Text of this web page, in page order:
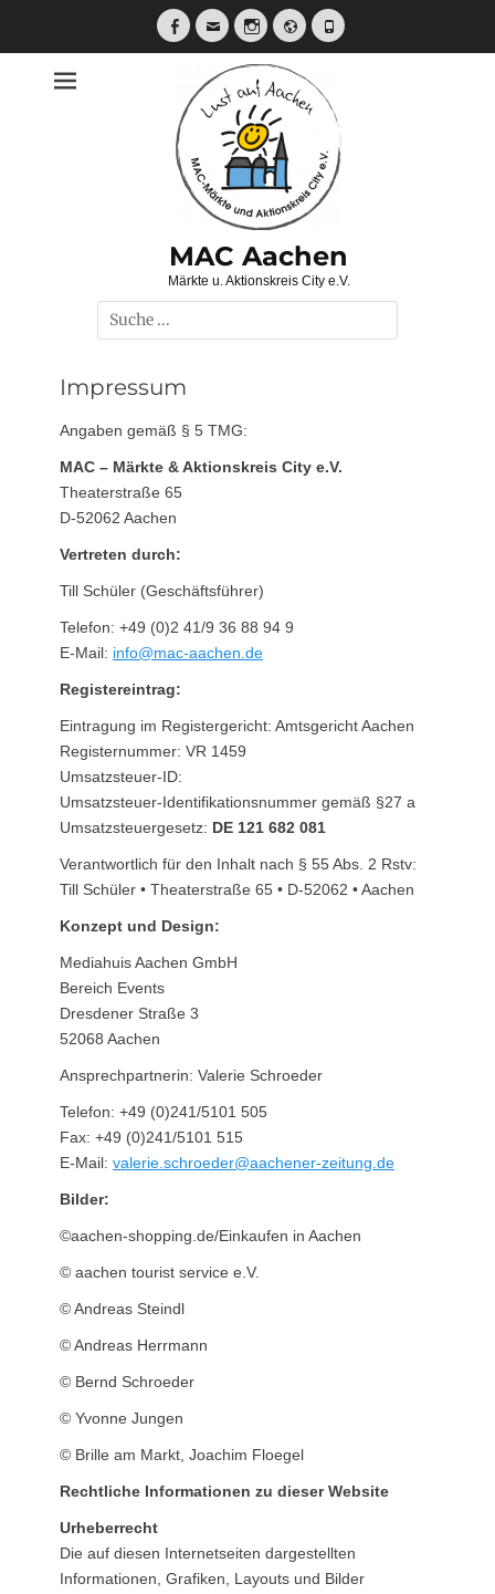
Facebook
E-
Instagram
WebsiteTelefon
MAC Aachen
Märkte u. Aktionskreis City e.V.
Suche
nach:
Impressum
Angaben gemäß § 5 TMG:
MAC – Märkte & Aktionskreis City e.V.
Theaterstraße 65
D-52062 Aachen
Vertreten durch:
Till Schüler (Geschäftsführer)
Telefon: +49 (0)2 41/9 36 88 94 9
E-Mail: info@mac-aachen.de
Registereintrag:
Eintragung im Registergericht: Amtsgericht Aachen
Registernummer: VR 1459
Umsatzsteuer-ID:
Umsatzsteuer-Identifikationsnummer gemäß §27 a
Umsatzsteuergesetz: DE 121 682 081
Verantwortlich für den Inhalt nach § 55 Abs. 2 Rstv:
Till Schüler • Theaterstraße 65 • D-52062 • Aachen
Konzept und Design:
Mediahuis Aachen GmbH
Bereich Events
Dresdener Straße 3
52068 Aachen
Ansprechpartnerin: Valerie Schroeder
Telefon: +49 (0)241/5101 505
Fax: +49 (0)241/5101 515
E-Mail: valerie.schroeder@aachener-zeitung.de
Bilder:
©aachen-shopping.de/Einkaufen in Aachen
© aachen tourist service e.V.
© Andreas Steindl
© Andreas Herrmann
© Bernd Schroeder
© Yvonne Jungen
© Brille am Markt, Joachim Floegel
Rechtliche Informationen zu dieser Website
Urheberrecht
Die auf diesen Internetseiten dargestellten
Informationen, Grafiken, Layouts und Bilder